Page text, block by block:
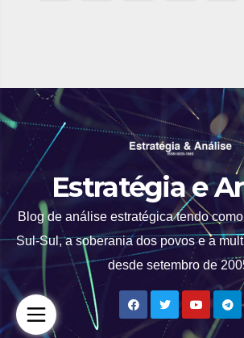
Estratégia e
Blog de análise estratégica tendo
Sul-Sul, a soberania dos povos e a
desde setembro de